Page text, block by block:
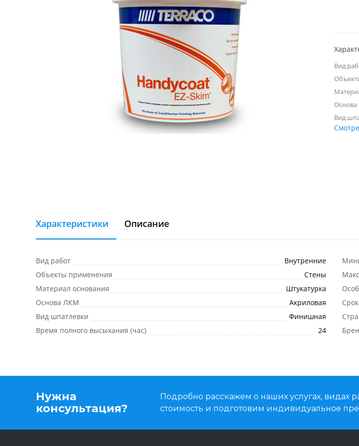
Вид
Вид
Характеристики Описание
Вид работ
Внутренние
Объекты применения
Стены
Материал основания
Штукатурка
Основа ЛКМ
Акриловая
Вид шпатлевки
Финишная
Время полного высыхания (час)
24
Нужна
консультация?
Подробно расскажем о наших услугах, видах
стоимость и подготовим индивидуальное